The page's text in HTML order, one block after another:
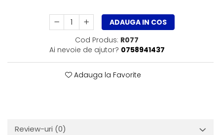
ADAUGA IN COS
Cod Produs: R077
Ai nevoie de ajutor? 0758941437
Adauga la Favorite
Review-uri (0)